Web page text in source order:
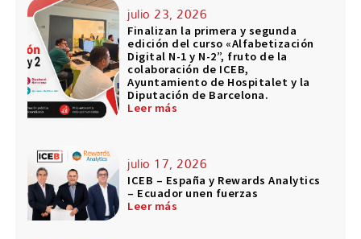
julio 23, 2026
Finalizan la primera y segunda
edición del curso «Alfabetización
Digital N-1 y N-2”, fruto de la
colaboración de ICEB,
Ayuntamiento de Hospitalet y la
Diputación de Barcelona.
Leer más
julio 17, 2026
ICEB – España y Rewards Analytics
– Ecuador unen fuerzas
Leer más